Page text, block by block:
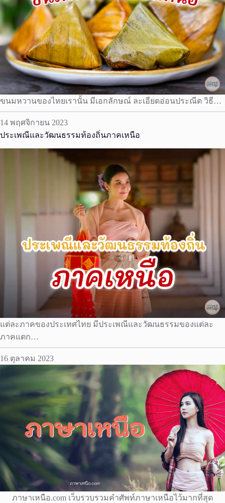
ขนมหวานของไทยเรานั้น มีเอกลักษณ์ ละเอียดอ่อนประณีต วิธี…
14 พฤศจิกายน 2023
ประเพณีและวัฒนธรรมท้องถิ่นภาคเหนือ
แต่ละภาคของประเทศไทย มีประเพณีและวัฒนธรรมของแต่ละ
ภาคแตก…
16 ตุลาคม 2023
ภาษาเหนือ.com เว็บรวบรวมคำศัพท์ภาษาเหนือไว้มากที่สุด